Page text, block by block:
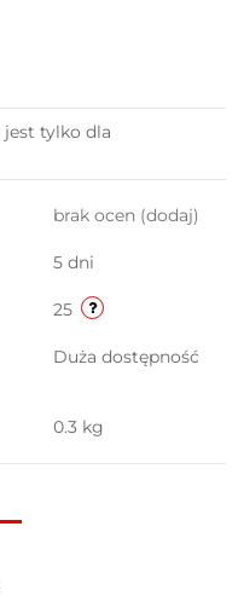
tylko dla
brak ocen (dodaj)
5 dni
25
Duża dostępność
0.3 kg